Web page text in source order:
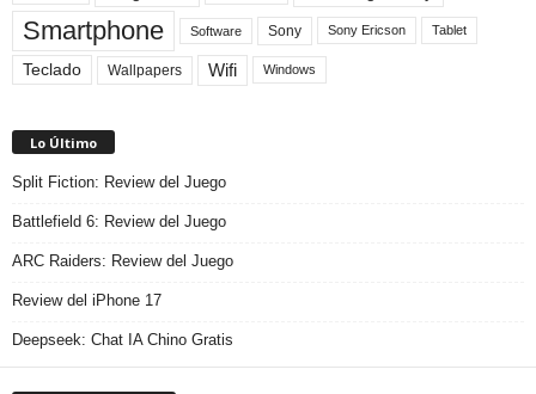
Smartphone Software Sony Sony Ericson Tablet
Teclado Wallpapers Wifi Windows
Lo Último
Split Fiction: Review del Juego
Battlefield 6: Review del Juego
ARC Raiders: Review del Juego
Review del iPhone 17
Deepseek: Chat IA Chino Gratis